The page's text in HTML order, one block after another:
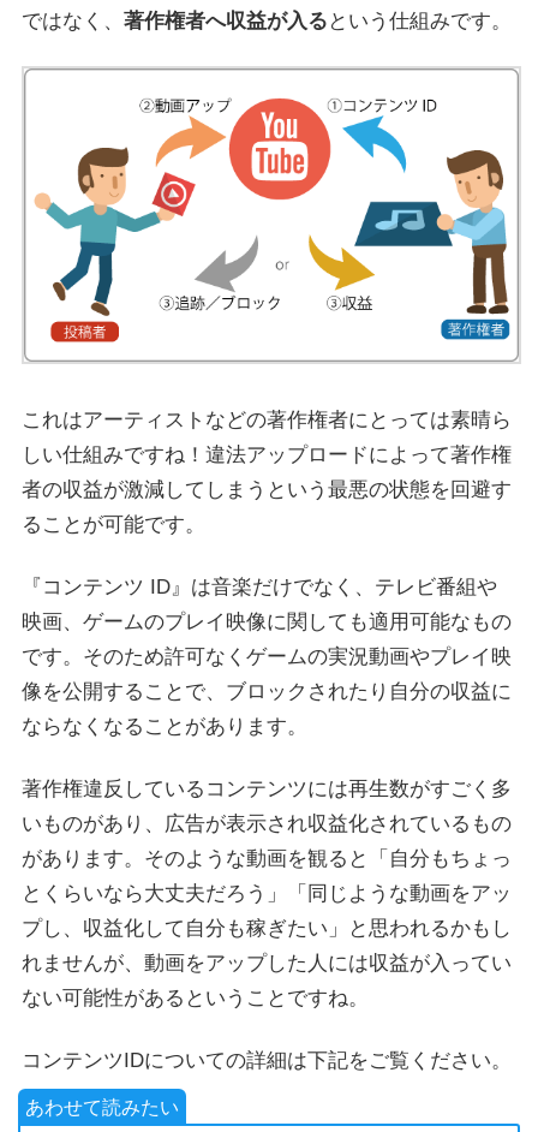
ではなく、 著作権者へ収益が入る という仕組みです。
これはアーティストなどの著作権者にとっては素晴ら
しい仕組みですね！違法アップロードによって著作権
者の収益が激減してしまうという最悪の状態を回避す
ることが可能です。
『コンテンツ ID』は音楽だけでなく、テレビ番組や
映画、ゲームのプレイ映像に関しても適用可能なもの
です。そのため許可なくゲームの実況動画やプレイ映
像を公開することで、ブロックされたり自分の収益に
ならなくなることがあります。
著作権違反しているコンテンツには再生数がすごく多
いものがあり、広告が表示され収益化されているもの
があります。そのような動画を観ると「自分もちょっ
とくらいなら大丈夫だろう」「同じような動画をアッ
プし、収益化して自分も稼ぎたい」と思われるかもし
れませんが、動画をアップした人には収益が入ってい
ない可能性があるということですね。
コンテンツIDについての詳細は下記をご覧ください。